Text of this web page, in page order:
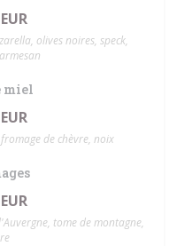
olives noires, speck,
miel
de chèvre, noix
tome de montagne,